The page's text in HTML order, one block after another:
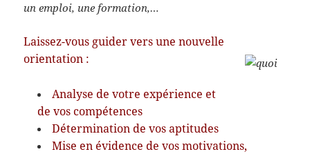
un emploi, une formation,…
Laissez-vous guider vers une nouvelle
orientation :
Analyse de votre expérience et
de vos compétences
Détermination de vos aptitudes
Mise en évidence de vos motivations,